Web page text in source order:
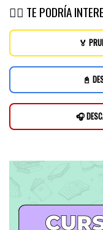
👉🏽 TE PODRÍA
🏅
📓
🎧